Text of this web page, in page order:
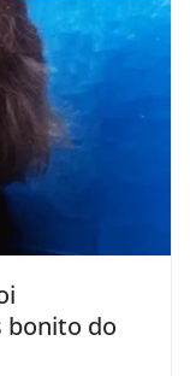
bonito do